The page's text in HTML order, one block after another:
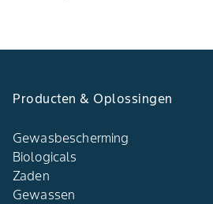
Producten & Oplossingen
Gewasbescherming
Biologicals
Zaden
Gewassen